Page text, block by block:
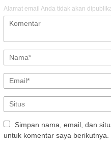
Alamat email Anda tidak akan
Simpan nama, email, dan
untuk komentar saya berikutnya.